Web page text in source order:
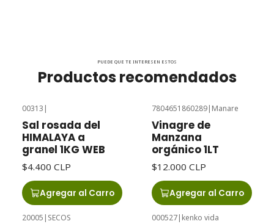
PUEDE QUE TE INTERESEN ESTOS
Productos recomendados
00313 |
Sal rosada del
HIMALAYA a
granel 1KG WEB
$4.400 CLP
Agregar al Carro
7804651860289| Manare
Vinagre de
Manzana
orgánico 1LT
$12.000 CLP
Agregar al Carro
20005 | SECOS 000527| kenko vida